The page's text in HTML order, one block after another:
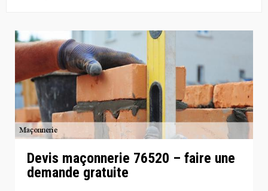
Devis maçonnerie 76520 – faire une
demande gratuite